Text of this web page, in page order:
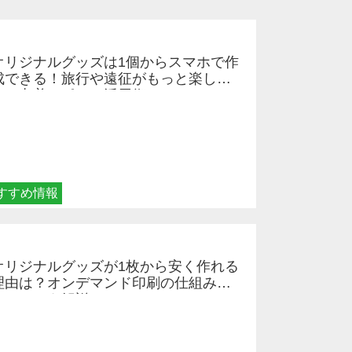
すめ情報
リジナルグッズは1個からスマホで作
できる！旅行や遠征がもっと楽しく
リジナルグッズが1枚から安く作れる
由は？オンデマンド印刷の仕組みと